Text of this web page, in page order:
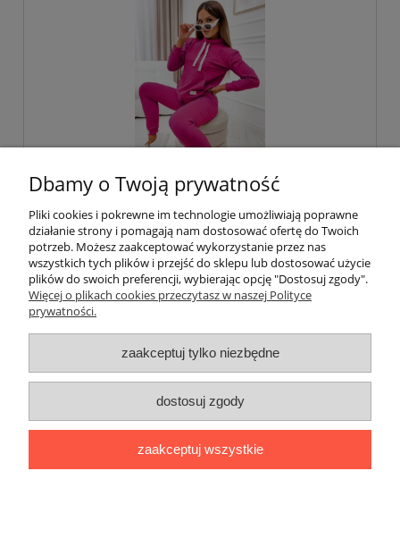
DRES BAWEŁNIANY ALICE DESIGN
amarantowy
149,99 zł
nowość
Dbamy o Twoją prywatność
Pliki cookies i pokrewne im technologie umożliwiają poprawne
działanie strony i pomagają nam dostosować ofertę do Twoich
potrzeb. Możesz zaakceptować wykorzystanie przez nas
wszystkich tych plików i przejść do sklepu lub dostosować użycie
plików do swoich preferencji, wybierając opcję "Dostosuj zgody".
Więcej o plikach cookies przeczytasz w naszej Polityce
prywatności.
zaakceptuj tylko niezbędne
dostosuj zgody
zaakceptuj wszystkie